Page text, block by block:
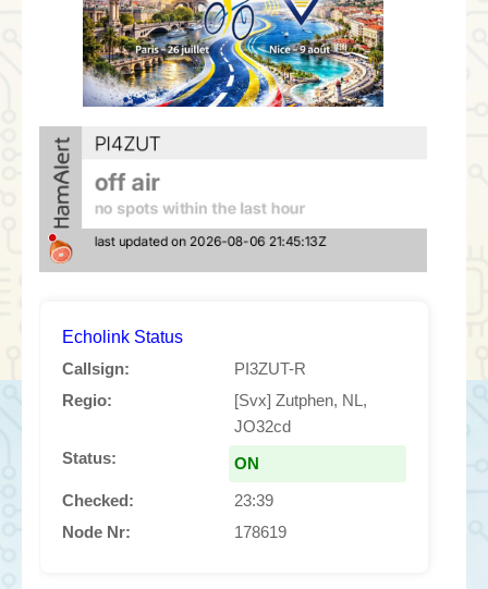
Echolink Status
Callsign:
PI3ZUT-R
Regio:
[Svx] Zutphen, NL,
JO32cd
Status:
ON
Checked:
23:39
Node Nr:
178619